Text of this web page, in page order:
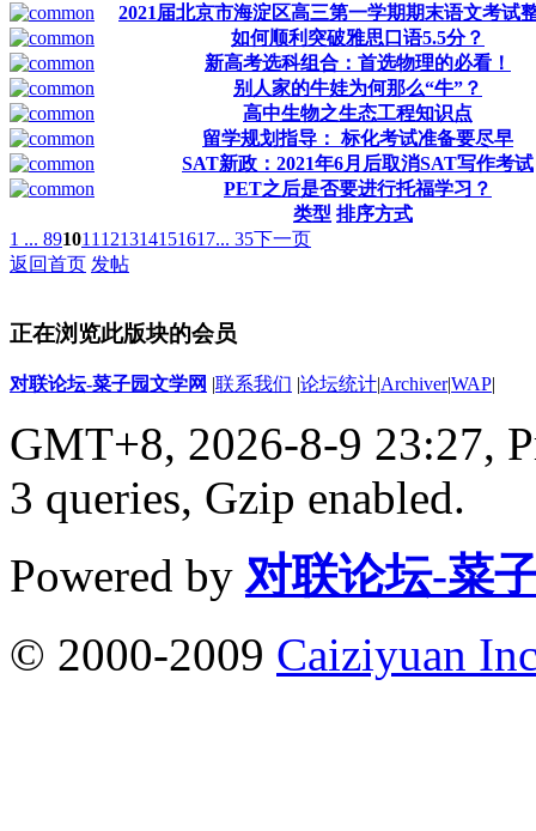
2021届北京市海淀区高三第一学期期末语文考试
如何顺利突破雅思口语5.5分？
新高考选科组合：首选物理的必看！
别人家的牛娃为何那么“牛”？
高中生物之生态工程知识点
留学规划指导： 标化考试准备要尽早
SAT新政：2021年6月后取消SAT写作考试
PET之后是否要进行托福学习？
类型 排序方式
1 ... 891011 121314151617... 35下一页
返回首页 发帖
正在浏览此版块的会员
对联论坛-菜子园文学网 |联系我们 |论坛统计|Archiver|WAP|
GMT+8, 2026-8-9 23:27,
3 queries, Gzip enabled.
Powered by 对联论坛-菜
© 2000-2009 Caiziyuan